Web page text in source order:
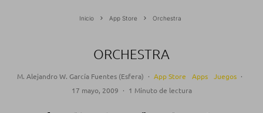
Inicio App Store Orchestra
ORCHESTRA
M. Alejandro W. García Fuentes (Esfera) · App Store Apps Juegos ·
17 mayo, 2009 · 1 Minuto de lectura